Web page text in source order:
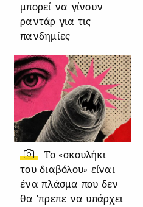
μπορεί να γίνουν
ραντάρ για τις
πανδημίες
Το «σκουλήκι
του διαβόλου» είναι
ένα πλάσμα που δεν
θα ‘πρεπε να υπάρχει